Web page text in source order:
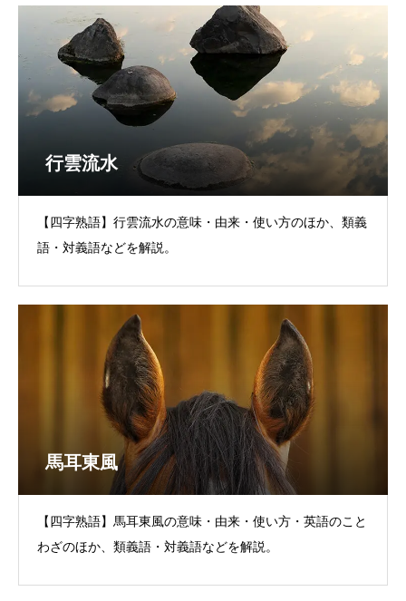
行雲流水
【四字熟語】行雲流水の意味・由来・使い方のほか、類義
語・対義語などを解説。
馬耳東風
【四字熟語】馬耳東風の意味・由来・使い方・英語のこと
わざのほか、類義語・対義語などを解説。